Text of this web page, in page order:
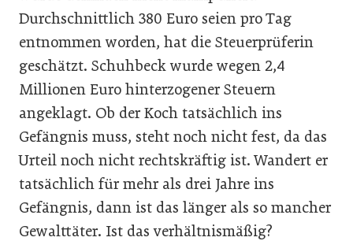
Durchschnittlich 380 Euro seien pro Tag
entnommen worden, hat die Steuerprüferin
geschätzt. Schuhbeck wurde wegen 2,4
Millionen Euro hinterzogener Steuern
angeklagt. Ob der Koch tatsächlich ins
Gefängnis muss, steht noch nicht fest, da das
Urteil noch nicht rechtskräftig ist. Wandert er
tatsächlich für mehr als drei Jahre ins
Gefängnis, dann ist das länger als so mancher
Gewalttäter. Ist das verhältnismäßig?